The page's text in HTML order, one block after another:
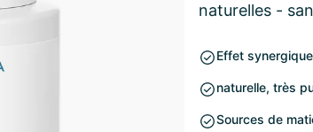
naturelles -
Effet
naturelle, très
Sources de